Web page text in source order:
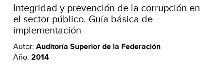
Integridad y prevención de la corrupción en
el sector público. Guía básica de
implementación
Autor: Auditoría Superior de la Federación
Año: 2014